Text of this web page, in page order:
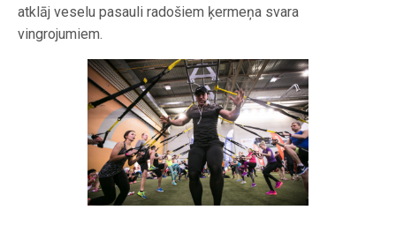
atklāj veselu pasauli radošiem ķermeņa svara
vingrojumiem.